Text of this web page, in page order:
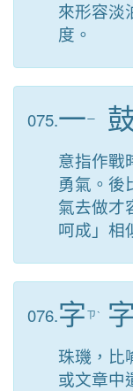
來形容淡
度。
075.一ㄧ
意指作戰
勇氣。後
氣去做才
呵成」相
076.字 ㄗˋ 字
珠璣，比
或文章中